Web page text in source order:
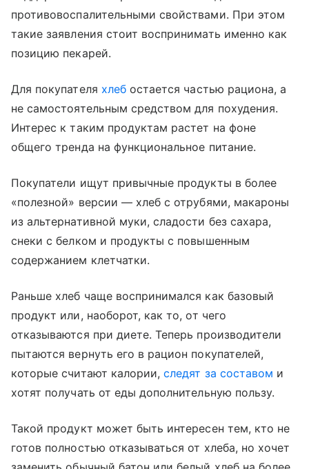
противовоспалительными свойствами. При этом
такие заявления стоит воспринимать именно как
позицию пекарей.
Для покупателя хлебостается частью рациона, а
не самостоятельным средством для похудения.
Интерес к таким продуктам растет на фоне
общего тренда на функциональное питание.
Покупатели ищут привычные продукты в более
«полезной» версии — хлеб с отрубями, макароны
из альтернативной муки, сладости без сахара,
снеки с белком и продукты с повышенным
содержанием клетчатки.
Раньше хлеб чаще воспринимался как базовый
продукт или, наоборот, как то, от чего
отказываются при диете. Теперь производители
пытаются вернуть его в рацион покупателей,
которые считают калории,следят за составом и
хотят получать от еды дополнительную пользу.
Такой продукт может быть интересен тем, кто не
готов полностью отказываться от хлеба, но хочет